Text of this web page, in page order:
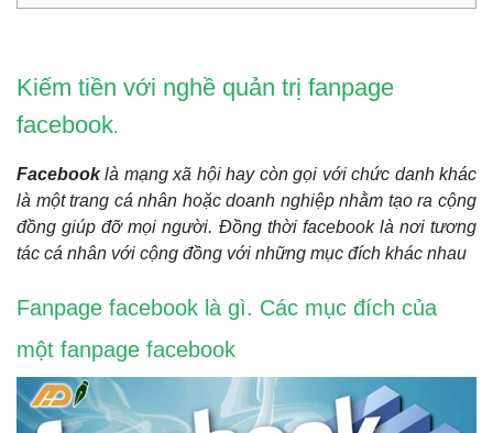
Kiếm tiền với nghề quản trị fanpage
facebook.
Facebooklà mạng xã hội hay còn gọi với chức danh khác
là một trang cá nhân hoặc doanh nghiệp nhằm tạo ra cộng
đồng giúp đỡ mọi người. Đồng thời facebook là nơi tương
tác cá nhân với cộng đồng với những mục đích khác nhau
Fanpage facebook là gì. Các mục đích của
một fanpage facebook